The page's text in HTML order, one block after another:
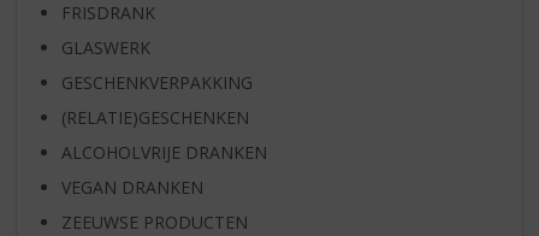
FRISDRANK
GLASWERK
GESCHENKVERPAKKING
(RELATIE)GESCHENKEN
ALCOHOLVRIJE DRANKEN
VEGAN DRANKEN
ZEEUWSE PRODUCTEN